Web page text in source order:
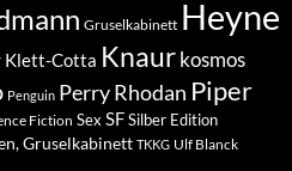
Gruselkabinett Heyne
Klett-Cotta Knaur kosmos
Penguin Perry Rhodan Piper
Fiction Sex SFSilber Edition
Gruselkabinett TKKG Ulf Blanck